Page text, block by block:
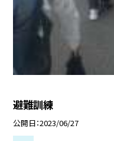
避難訓練
公開日 2023/06/27